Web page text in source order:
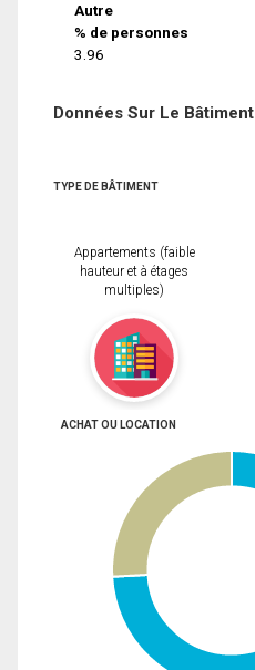
Autre
% de personnes
3.96
Données Sur Le Bâtiment
TYPE DE BÂTIMENT
Appartements (faible
hauteur et à étages
multiples)
ACHAT OU LOCATION